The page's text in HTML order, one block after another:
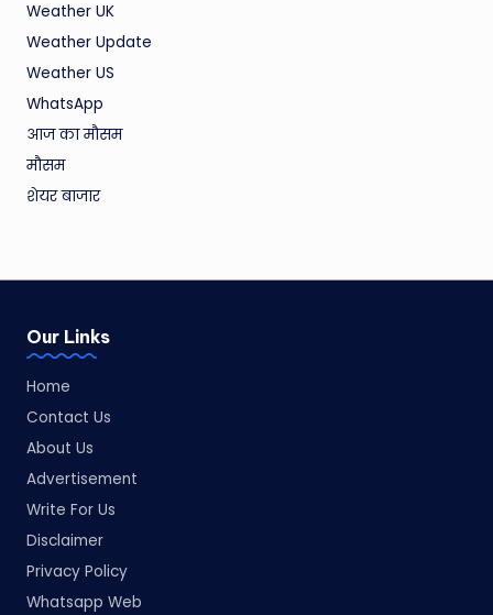
Weather UK
Weather Update
Weather US
WhatsApp
आज का मौसम
मौसम
शेयर बाजार
Our Links
Home
Contact Us
About Us
Advertisement
Write For Us
Disclaimer
Privacy Policy
Whatsapp Web